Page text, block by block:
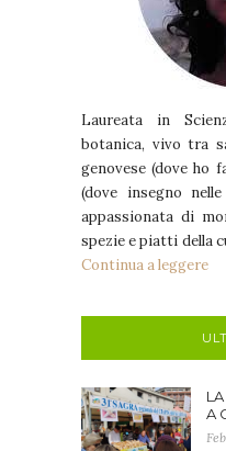
Laureata in
botanica, vivo tra
genovese (dove ho
(dove insegno
appassionata di
spezie e piatti
Continua a leggere
A